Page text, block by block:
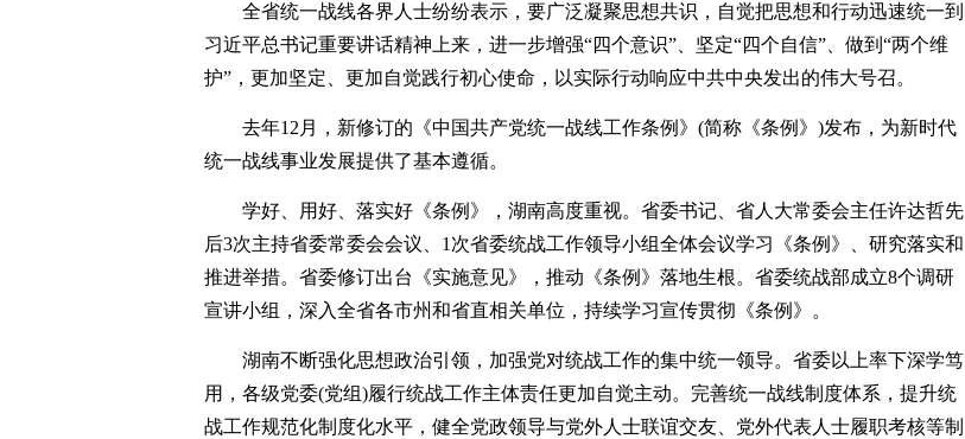
全省统一战线各界人士纷纷表示，要广泛凝聚思想共识，自觉把思想和行动迅速统一到
习近平总书记重要讲话精神上来，进一步增强“四个意识”、坚定“四个自信”、做到“两个维
护”，更加坚定、更加自觉践行初心使命，以实际行动响应中共中央发出的伟大号召。
去年12月，新修订的《中国共产党统一战线工作条例》(简称《条例》)发布，为新时代
统一战线事业发展提供了基本遵循。
学好、用好、落实好《条例》，湖南高度重视。省委书记、省人大常委会主任许达哲先
后3次主持省委常委会会议、1次省委统战工作领导小组全体会议学习《条例》、研究落实和
推进举措。省委修订出台《实施意见》，推动《条例》落地生根。省委统战部成立8个调研
宣讲小组，深入全省各市州和省直相关单位，持续学习宣传贯彻《条例》。
湖南不断强化思想政治引领，加强党对统战工作的集中统一领导。省委以上率下深学笃
用，各级党委(党组)履行统战工作主体责任更加自觉主动。完善统一战线制度体系，提升统
战工作规范化制度化水平，健全党政领导与党外人士联谊交友、党外代表人士履职考核等制